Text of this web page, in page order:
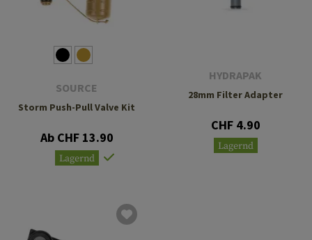
SOURCE
Storm Push-Pull Valve Kit
Ab CHF 13.90
Lagernd
HYDRAPAK
28mm Filter Adapter
CHF 4.90
Lagernd